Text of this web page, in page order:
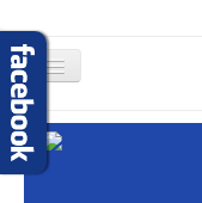
Przełącz
nawigację
Start
O nas